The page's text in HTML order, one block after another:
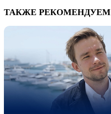
ТАКЖЕ РЕКОМЕНДУЕМ